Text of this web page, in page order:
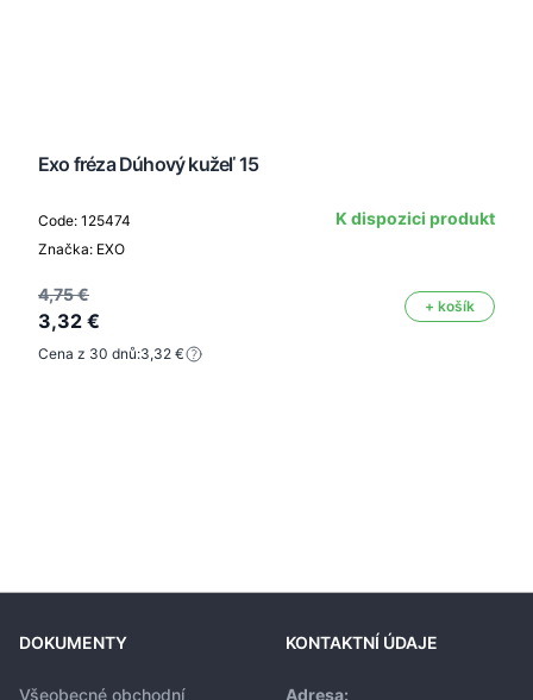
Exo fréza Dúhový kužeľ 15
Code: 125474
Značka: EXO
K dispozici produkt
4,75 €
3,32 €
+ košík
Cena z 30 dnů:3,32 €
DOKUMENTY
Všeobecné obchodní
KONTAKTNÍ ÚDAJE
Adresa: